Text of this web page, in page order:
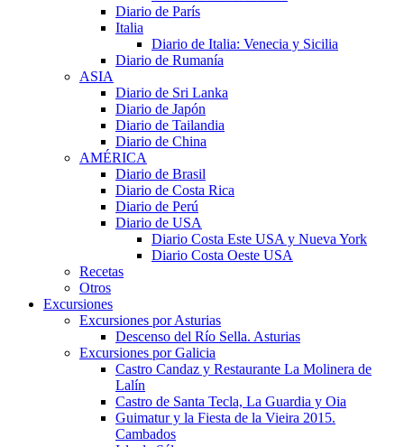
Diario de París
Italia
Diario de Italia: Venecia y Sicilia
Diario de Rumanía
ASIA
Diario de Sri Lanka
Diario de Japón
Diario de Tailandia
Diario de China
AMÉRICA
Diario de Brasil
Diario de Costa Rica
Diario de Perú
Diario de USA
Diario Costa Este USA y Nueva York
Diario Costa Oeste USA
Recetas
Otros
Excursiones
Excursiones por Asturias
Descenso del Río Sella. Asturias
Excursiones por Galicia
Castro Candaz y Restaurante La Molinera de
Lalín
Castro de Santa Tecla, La Guardia y Oia
Guimatur y la Fiesta de la Vieira 2015.
Cambados